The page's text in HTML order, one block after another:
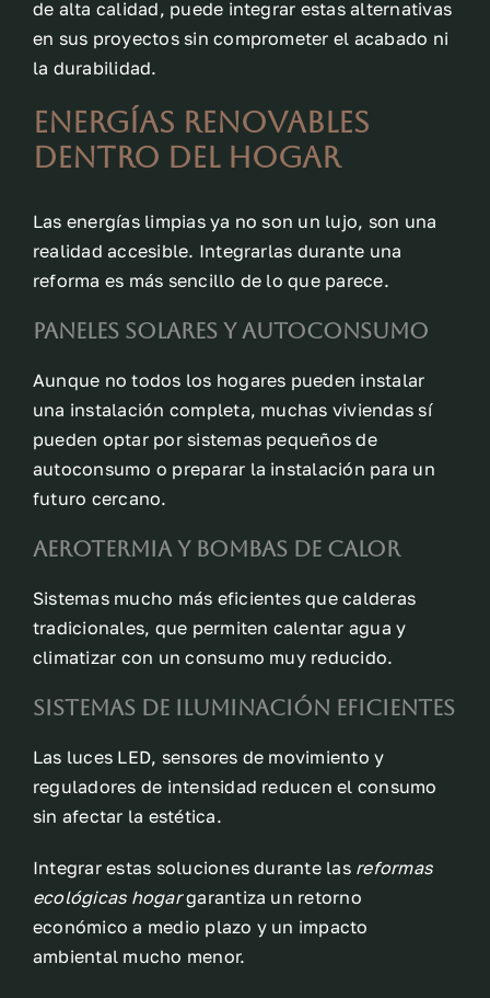
de alta calidad, puede integrar estas alternativas
en sus proyectos sin comprometer el acabado ni
la durabilidad.
Energías renovables
dentro del hogar
Las energías limpias ya no son un lujo, son una
realidad accesible. Integrarlas durante una
reforma es más sencillo de lo que parece.
Paneles solares y autoconsumo
Aunque no todos los hogares pueden instalar
una instalación completa, muchas viviendas sí
pueden optar por sistemas pequeños de
autoconsumo o preparar la instalación para un
futuro cercano.
Aerotermia y bombas de calor
Sistemas mucho más eficientes que calderas
tradicionales, que permiten calentar agua y
climatizar con un consumo muy reducido.
Sistemas de iluminación eficientes
Las luces LED, sensores de movimiento y
reguladores de intensidad reducen el consumo
sin afectar la estética.
Integrar estas soluciones durante las reformas
ecológicas hogargarantiza un retorno
económico a medio plazo y un impacto
ambiental mucho menor.